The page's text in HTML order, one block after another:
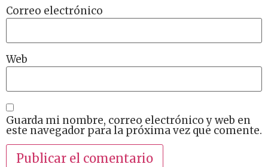
Correo electrónico
Web
Guarda mi nombre, correo electrónico y web en
este navegador para la próxima vez que comente.